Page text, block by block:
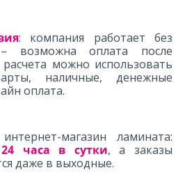
: компания работает без
возможна оплата после
можно использовать
наличные, денежные
оплата.
магазин ламината:
24 часа в сутки, а заказы
даже в выходные.